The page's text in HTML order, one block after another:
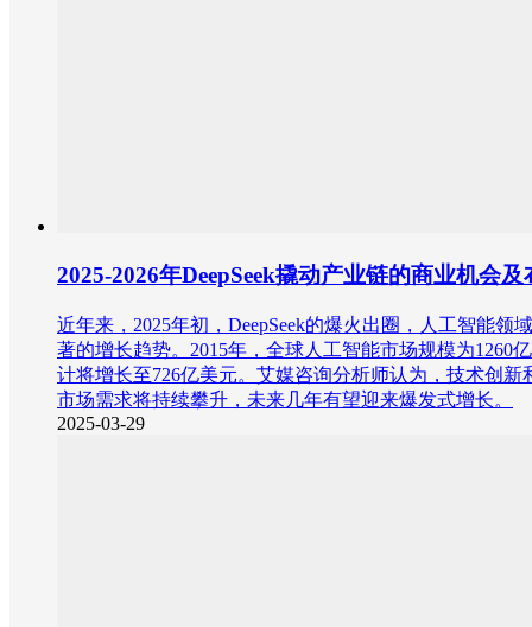
2025-2026年DeepSeek撬动产业链的商业机会
近年来，2025年初，DeepSeek的爆火出圈，人工智能
著的增长趋势。2015年，全球人工智能市场规模为1260
计将增长至726亿美元。艾媒咨询分析师认为，技术创
市场需求将持续攀升，未来几年有望迎来爆发式增长。
2025-03-29